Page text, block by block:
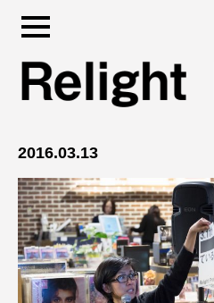
to
content
問いかけと、気付
2016.03.13